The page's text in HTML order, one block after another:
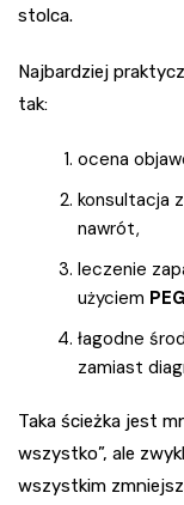
stolca.
Najbardziej
tak:
ocena
konsultacja
nawrót,
leczenie
użyciem PEG
łagodne
zamiast
Taka ścieżka jest
wszystko”, ale
wszystkim